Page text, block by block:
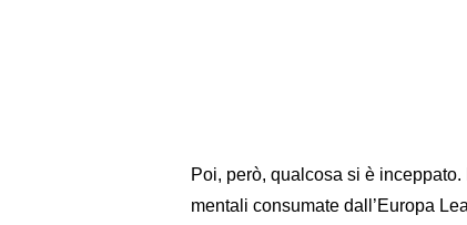
Poi, però, qualcosa si è
mentali consumate dall’Europa